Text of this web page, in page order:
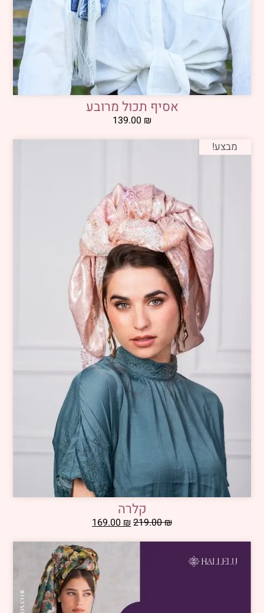
אסיף תכול מרובע
139.00 ₪
מבצע!
קלרה
219.00₪
169.00₪